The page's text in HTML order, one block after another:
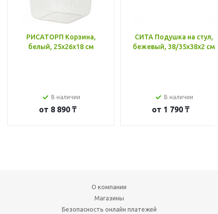
РИСАТОРП Корзина,
белый, 25x26x18 см
В наличии
от 8 890 ₸
СИТА Подушка на стул,
бежевый, 38/35x38x2 см
В наличии
от 1 790 ₸
О компании
Магазины
Безопасность онлайн платежей